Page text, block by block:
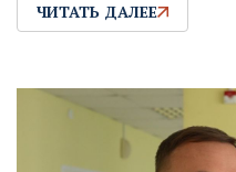
ЧИТАТЬ ДАЛЕЕ